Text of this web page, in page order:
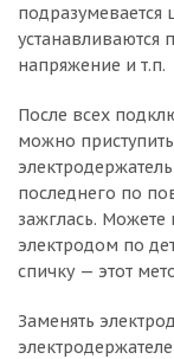
подразумевается
устанавливаются
напряжение и т.п.
После всех
можно
последнего по
зажглась. Можете
электродом по
спичку — этот
Заменять